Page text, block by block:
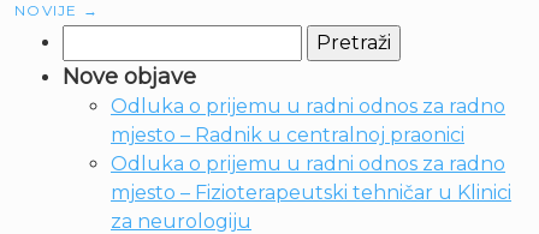
NOVIJE →
Nove objave
Odluka o prijemu u radni odnos za radno
mjesto – Radnik u centralnoj praonici
Odluka o prijemu u radni odnos za radno
mjesto – Fizioterapeutski tehničar u Klinici
za neurologiju